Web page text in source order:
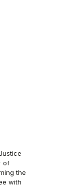
of
the
with